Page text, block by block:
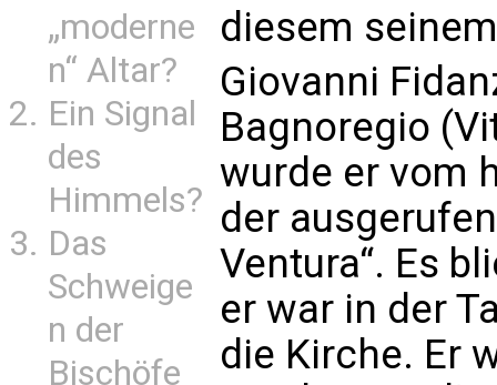
„moderne
n“ Altar?
Ein Signal
des
Himmels?
Das
Schweige
n der
Bischöfe
diesem
Giovanni
Bagnoregio
wurde er vom
der
Ventura“. Es
er war in der
die Kirche. Er